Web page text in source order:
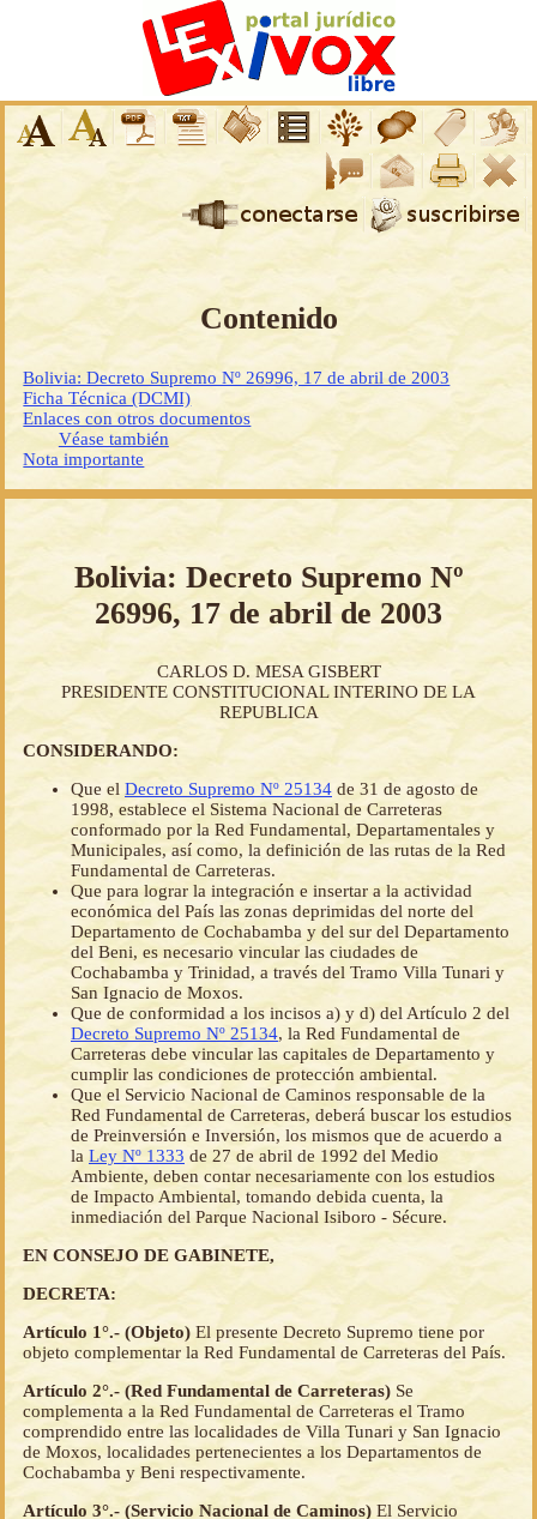
Contenido
Bolivia: Decreto Supremo Nº 26996, 17 de abril de 2003
Ficha Técnica (DCMI)
Enlaces con otros documentos
Véase también
Nota importante
Bolivia: Decreto Supremo Nº
26996, 17 de abril de 2003
CARLOS D. MESA GISBERT
PRESIDENTE CONSTITUCIONAL INTERINO DE LA
REPUBLICA
CONSIDERANDO:
Que el Decreto Supremo Nº 25134 de 31 de agosto de
1998, establece el Sistema Nacional de Carreteras
conformado por la Red Fundamental, Departamentales y
Municipales, así como, la definición de las rutas de la Red
Fundamental de Carreteras.
Que para lograr la integración e insertar a la actividad
económica del País las zonas deprimidas del norte del
Departamento de Cochabamba y del sur del Departamento
del Beni, es necesario vincular las ciudades de
Cochabamba y Trinidad, a través del Tramo Villa Tunari y
San Ignacio de Moxos.
Que de conformidad a los incisos a) y d) del Artículo 2 del
Decreto Supremo Nº 25134, la Red Fundamental de
Carreteras debe vincular las capitales de Departamento y
cumplir las condiciones de protección ambiental.
Que el Servicio Nacional de Caminos responsable de la
Red Fundamental de Carreteras, deberá buscar los estudios
de Preinversión e Inversión, los mismos que de acuerdo a
la Ley Nº 1333 de 27 de abril de 1992 del Medio
Ambiente, deben contar necesariamente con los estudios
de Impacto Ambiental, tomando debida cuenta, la
inmediación del Parque Nacional Isiboro - Sécure.
EN CONSEJO DE GABINETE,
DECRETA:
Artículo 1°.- (Objeto) El presente Decreto Supremo tiene por
objeto complementar la Red Fundamental de Carreteras del País.
Artículo 2°.- (Red Fundamental de Carreteras) Se
complementa a la Red Fundamental de Carreteras el Tramo
comprendido entre las localidades de Villa Tunari y San Ignacio
de Moxos, localidades pertenecientes a los Departamentos de
Cochabamba y Beni respectivamente.
Artículo 3°.- (Servicio Nacional de Caminos) El Servicio